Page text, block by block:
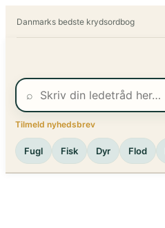
Danmarks bedste krydsordbog
⌕
Tilmeld nyhedsbrev
Fugl Fisk Dyr Flod